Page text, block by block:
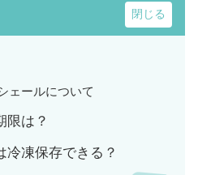
ェールについて
限は？
冷凍保存できる？